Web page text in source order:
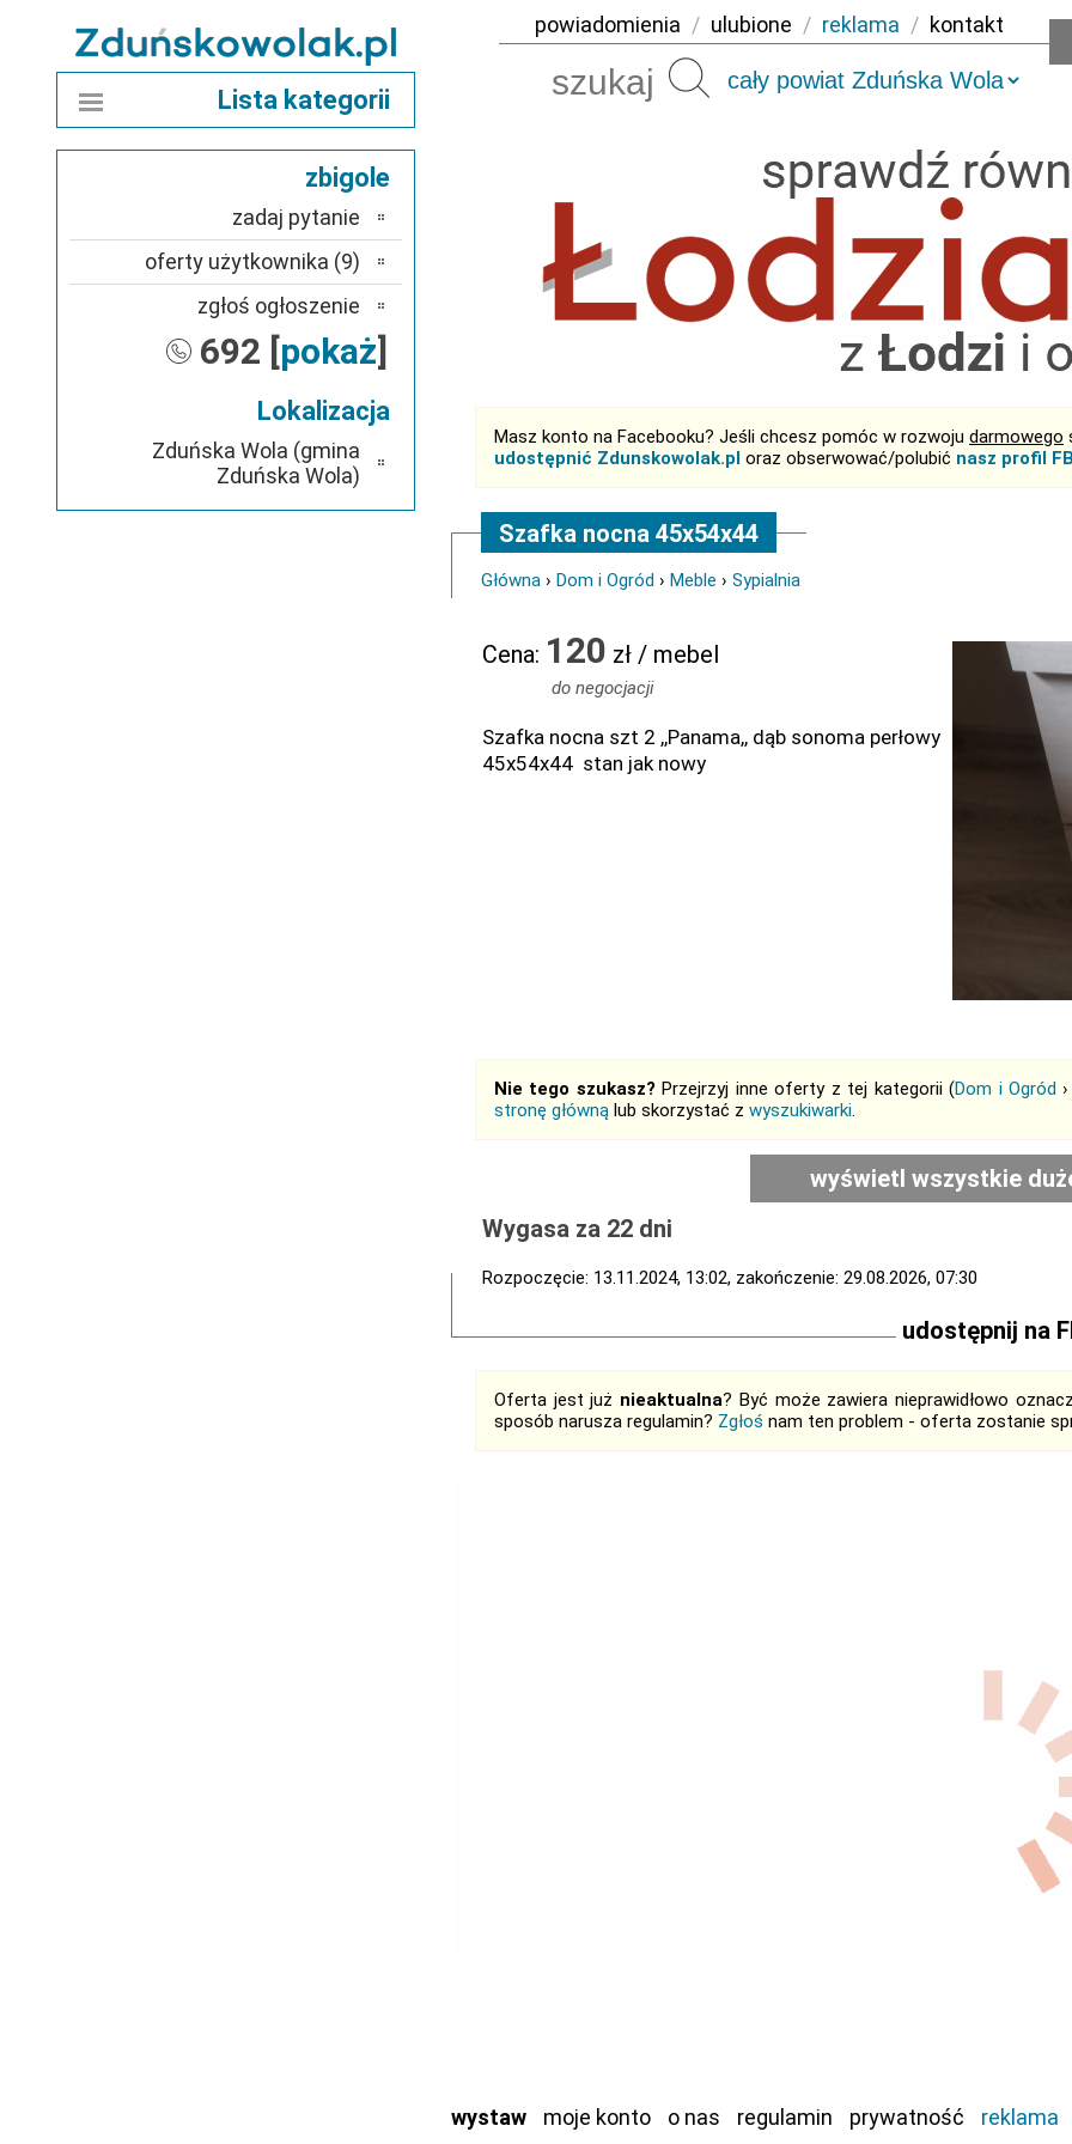
powiadomienia / ulubione / reklama / kontakt
Szukaj
Masz konto na Facebooku? Jeśli chcesz pomóc w rozwoju darmowego
udostępnić Zdunskowolak.pl oraz obserwować/polubić nasz profil
Szafka nocna 45x54x44
Główna › Dom i Ogród › Meble › Sypialnia
Cena: 120 zł / mebel
do negocjacji
Szafka nocna szt 2 ,,Panama,, dąb sonoma perłowy
45x54x44 stan jak nowy
Nie tego szukasz? Przejrzyj inne oferty z tej kategorii (Dom i Ogród
stronę główną lub skorzystać z wyszukiwarki.
wyświetl wszystkie
Wygasa za 22 dni
Rozpoczęcie: 13.11.2024, 13:02, zakończenie: 29.08.2026, 07:30
udostępnij na
Oferta jest już nieaktualna? Być może zawiera nieprawidłowo
sposób narusza regulamin? Zgłoś nam ten problem - oferta zostanie
Lista kategorii
zbigole
zadaj pytanie
oferty użytkownika (9)
zgłoś ogłoszenie
692 [pokaż]
Lokalizacja
Zduńska Wola (gmina
Zduńska Wola)
wystaw moje konto o nas regulamin prywatność reklama